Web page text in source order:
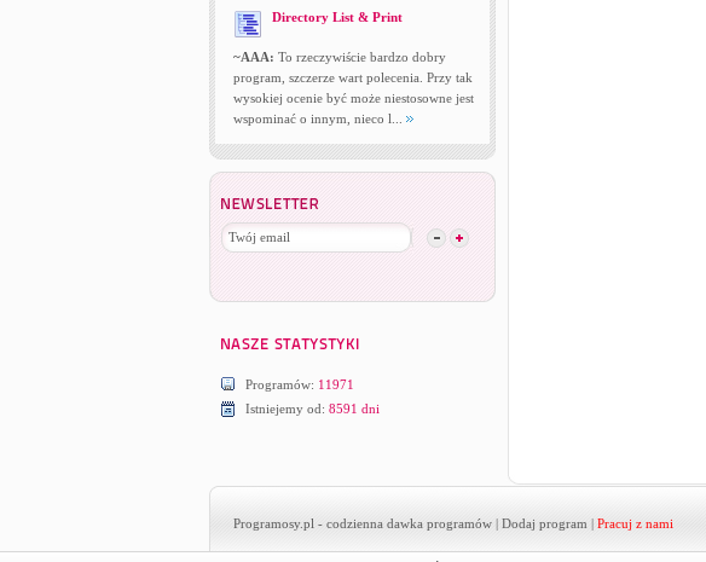
Directory List & Print
~AAA: To rzeczywiście bardzo dobry
program, szczerze wart polecenia. Przy tak
wysokiej ocenie być może niestosowne jest
wspominać o innym, nieco l...
Programów: 11971
Istniejemy od: 8591 dni
Programosy.pl - codzienna dawka programów | Dodaj program | Pracuj z nami